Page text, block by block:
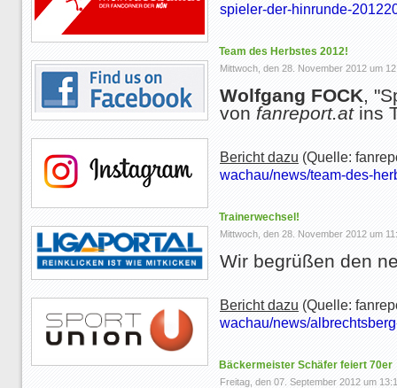
spieler-der-hinrunde-
Team des Herbstes 2012!
Mittwoch, den 28. November 2012 um
Wolfgang FOCK,
von fanreport.at ins
Bericht dazu (Quelle:
wachau/news/team-des-
Trainerwechsel!
Mittwoch, den 28. November 2012 um
Wir begrüßen den
Bericht dazu (Quelle:
wachau/news/
Bäckermeister Schäfer feiert 70er
Freitag, den 07. September 2012 um